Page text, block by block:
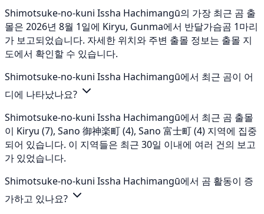
Shimotsuke-no-kuni Issha Hachimangū의 가장 최근 곰 출
몰은 2026년 8월 1일에 Kiryu, Gunma에서 반달가슴곰 1마리
가 보고되었습니다. 자세한 위치와 주변 출몰 정보는 출몰 지
도에서 확인할 수 있습니다.
Shimotsuke-no-kuni Issha Hachimangū에서 최근 곰이 어
디에 나타났나요?
Shimotsuke-no-kuni Issha Hachimangū에서 최근 곰 출몰
이 Kiryu (7), Sano 御神楽町 (4), Sano 富士町 (4) 지역에 집중
되어 있습니다. 이 지역들은 최근 30일 이내에 여러 건의 보고
가 있었습니다.
Shimotsuke-no-kuni Issha Hachimangū에서 곰 활동이 증
가하고 있나요?